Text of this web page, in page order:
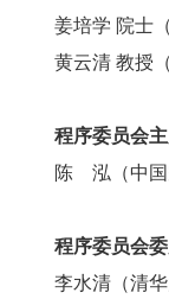
姜培学 院士
黄云清 教授
程序委员会
陈 泓（中国
程序委员会
李水清（清